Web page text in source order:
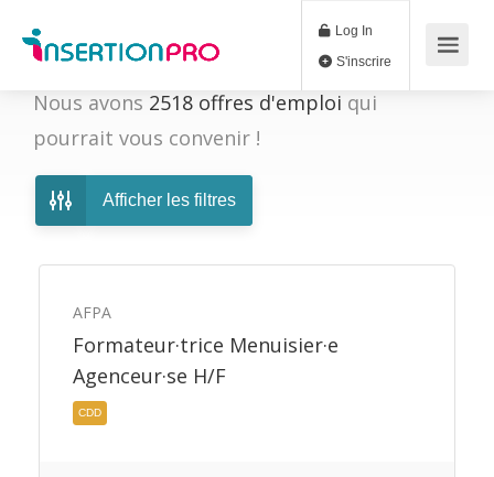
Log In
Nous avons 2518 offres d'emploi qui
pourrait vous convenir !
Afficher les filtres
AFPA
Formateur·trice Menuisier·e
Agenceur·se H/F